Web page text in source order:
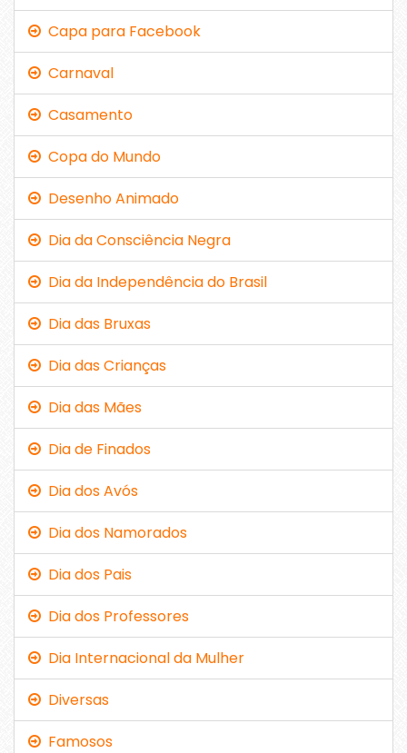
Capa para Facebook
Carnaval
Casamento
Copa do Mundo
Desenho Animado
Dia da Consciência Negra
Dia da Independência do Brasil
Dia das Bruxas
Dia das Crianças
Dia das Mães
Dia de Finados
Dia dos Avós
Dia dos Namorados
Dia dos Pais
Dia dos Professores
Dia Internacional da Mulher
Diversas
Famosos